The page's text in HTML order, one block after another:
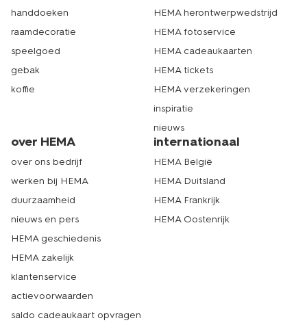
handdoeken
raamdecoratie
speelgoed
gebak
koffie
HEMA herontwerpwedstrijd
HEMA fotoservice
HEMA cadeaukaarten
HEMA tickets
HEMA verzekeringen
inspiratie
nieuws
over HEMA
over ons bedrijf
werken bij HEMA
duurzaamheid
nieuws en pers
HEMA geschiedenis
HEMA zakelijk
klantenservice
actievoorwaarden
saldo cadeaukaart opvragen
internationaal
HEMA België
HEMA Duitsland
HEMA Frankrijk
HEMA Oostenrijk